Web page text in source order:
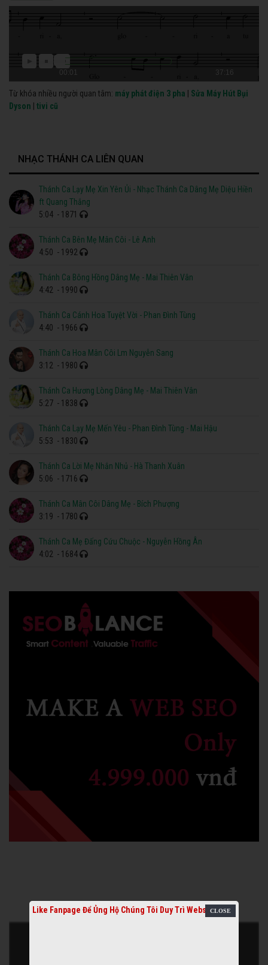
00:01 37:16
Từ khóa nhiều người quan tâm: máy phát điện 3 pha
Sửa Máy Hút Bụi
Dyson
tivi cũ
NHẠC THÁNH CA LIÊN QUAN
Thánh Ca Lạy Mẹ Xin Yên Ủi - Nhạc Thánh Ca Dâng Mẹ Diệu Hiền
ft Quang Thắng
5:04 - 1871
Thánh Ca Bên Mẹ Mân Côi - Lê Anh
4:50 - 1992
Thánh Ca Bông Hồng Dâng Mẹ - Mai Thiên Vân
4:42 - 1990
Thánh Ca Cánh Hoa Tuyệt Vời - Phan Đình Tùng
4:40 - 1966
Thánh Ca Hoa Mân Côi Lm Nguyễn Sang
3:12 - 1980
Thánh Ca Hương Lòng Dâng Mẹ - Mai Thiên Vân
5:27 - 1838
Thánh Ca Lạy Mẹ Mến Yêu - Phan Đình Tùng - Mai Hậu
5:53 - 1830
Thánh Ca Lời Mẹ Nhắn Nhủ - Hà Thanh Xuân
5:06 - 1716
Thánh Ca Mân Côi Dâng Mẹ - Bích Phượng
3:19 - 1780
Thánh Ca Mẹ Đấng Cứu Chuộc - Nguyễn Hồng Ân
4:02 - 1684
Like Fanpage Để Ủng Hộ Chúng Tôi Duy Trì Website